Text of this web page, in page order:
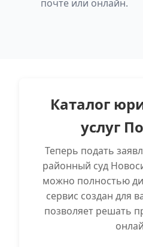
почте или онлайн.
Каталог
услуг
Теперь подать
районный суд
можно полностью
сервис создан для
позволяет решать